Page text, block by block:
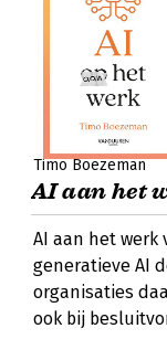
Timo Boezeman
AI aan het
AI aan het werk
generatieve AI
organisaties
ook bij